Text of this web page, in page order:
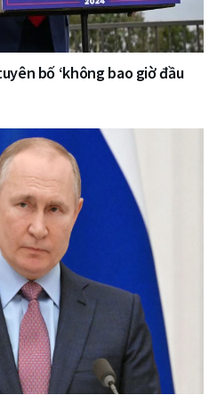
bố ‘không bao giờ đầu